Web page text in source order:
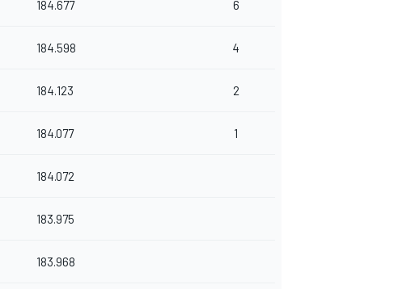
184.677 6
184.598 4
184.123 2
184.077 1
184.072
183.975
183.968